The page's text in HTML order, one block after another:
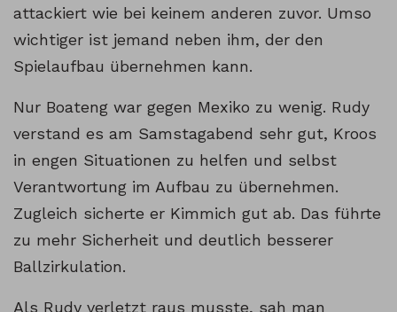
attackiert wie bei keinem anderen zuvor. Umso
wichtiger ist jemand neben ihm, der den
Spielaufbau übernehmen kann.
Nur Boateng war gegen Mexiko zu wenig. Rudy
verstand es am Samstagabend sehr gut, Kroos
in engen Situationen zu helfen und selbst
Verantwortung im Aufbau zu übernehmen.
Zugleich sicherte er Kimmich gut ab. Das führte
zu mehr Sicherheit und deutlich besserer
Ballzirkulation.
Als Rudy verletzt raus musste, sah man